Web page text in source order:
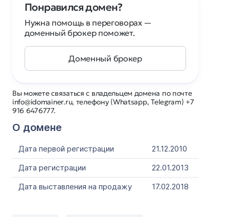
Вы можете связаться с владельцем домена по почте
info@idomainer.ru, телефону (Whatsapp, Telegram) +7
916 6476777.
О домене
Дата первой регистрации
21.12.2010
Дата регистрации
22.01.2013
Дата выставления на продажу
17.02.2018
Понравился домен?
Нужна помощь в переговорах —
доменный брокер поможет.
Доменный брокер